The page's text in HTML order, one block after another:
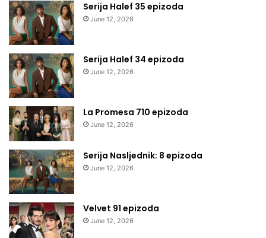
Serija Halef 35 epizoda
June 12, 2026
Serija Halef 34 epizoda
June 12, 2026
La Promesa 710 epizoda
June 12, 2026
Serija Nasljednik: 8 epizoda
June 12, 2026
Velvet 91 epizoda
June 12, 2026